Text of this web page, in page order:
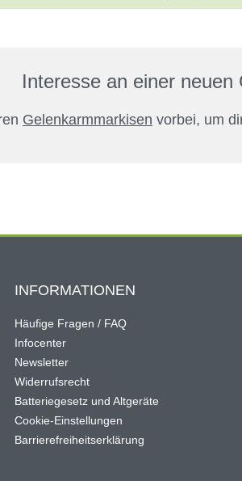
Interesse an einer neuen
Gelenkarmmarkisen vorbei, um
INFORMATIONEN
Häufige Fragen / FAQ
Infocenter
Newsletter
Widerrufsrecht
Batteriegesetz und Altgeräte
Cookie-Einstellungen
Barrierefreiheitserklärung